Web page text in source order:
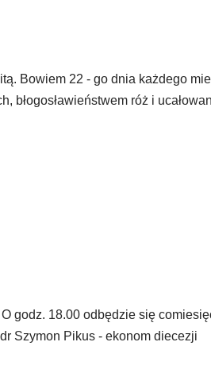
Bowiem 22 - go dnia każdego
błogosławieństwem róż i
godz. 18.00 odbędzie się
Szymon Pikus - ekonom diecezji